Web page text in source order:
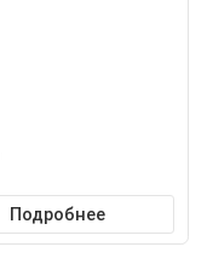
Подробнее